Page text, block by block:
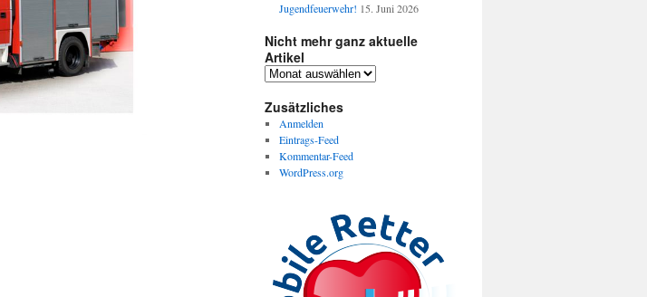
Jugendfeuerwehr! 15. Juni 2026
Nicht mehr ganz aktuelle
Artikel
Zusätzliches
Anmelden
Eintrags-Feed
Kommentar-Feed
WordPress.org